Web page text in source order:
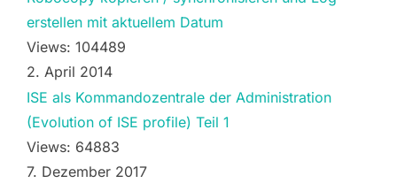
erstellen mit aktuellem Datum
Views: 104489
2. April 2014
ISE als Kommandozentrale der Administration
(Evolution of ISE profile) Teil 1
Views: 64883
7. Dezember 2017